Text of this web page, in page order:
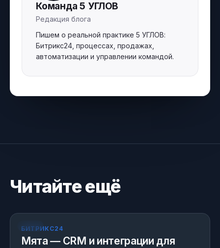
Команда 5 УГЛОВ
Редакция блога
Пишем о реальной практике 5 УГЛОВ:
Битрикс24, процессах, продажах,
автоматизации и управлении командой.
Читайте ещё
КЕЙС
БИТРИКС24
Мята — CRM и интеграции для